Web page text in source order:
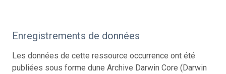
Enregistrements de données
Les données de cette ressource occurrence ont été
publiées sous forme dune Archive Darwin Core (Darwin